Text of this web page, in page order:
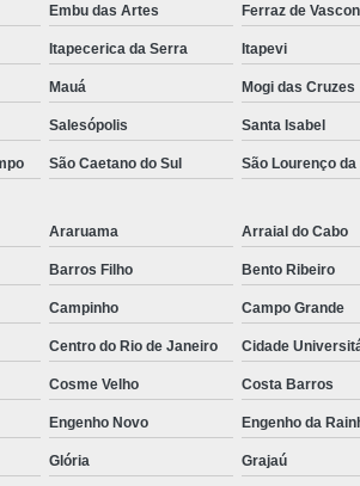
de Tomadas para Extensão
Régua de Tomadas para
Régua de Tomadas Profissional
Pdu Nacional
Régua Tomada Pdu
Régua Tomada Pdu de Lcd
Régua
Suporte para Monitor Ajustavel
Suporte para Monitor Duplo
Suporte para Monitor
Suporte para Monitor para
Suporte para Monitor para
Embu das Artes Ferraz de
Itapecerica da Serra Itapevi
Mauá Mogi das Cruzes
Salesópolis Santa Isabel
São Caetano do Sul São Lourenço da
Araruama Arraial do Cabo
Barros Filho Bento Ribeiro
Campinho Campo Grande
Centro do Rio de Janeiro Cidade
Cosme Velho Costa Barros
Engenho Novo Engenho da
Glória Grajaú